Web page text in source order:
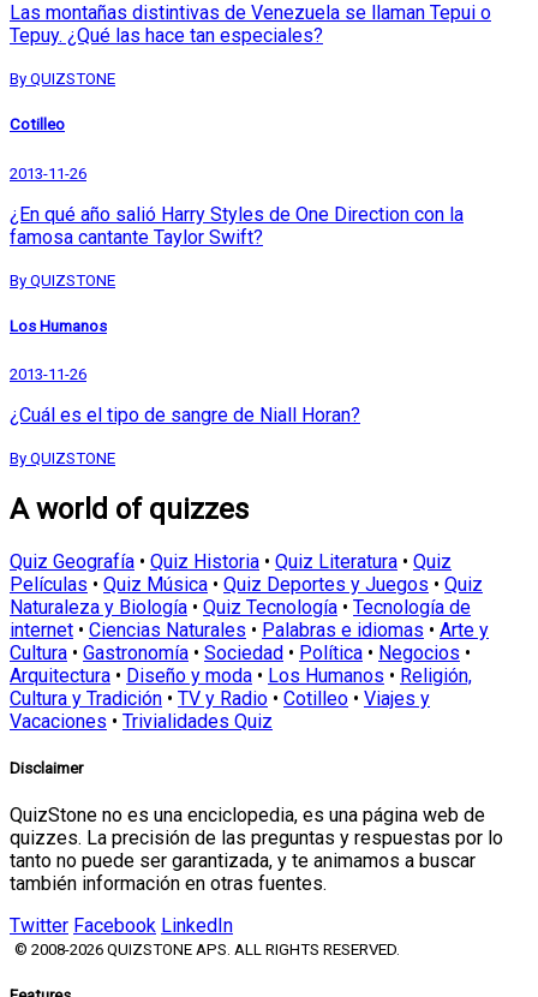
Las montañas distintivas de Venezuela se llaman Tepui o
Tepuy. ¿Qué las hace tan especiales?
By QUIZSTONE
Cotilleo
2013-11-26
¿En qué año salió Harry Styles de One Direction con la
famosa cantante Taylor Swift?
By QUIZSTONE
Los Humanos
2013-11-26
¿Cuál es el tipo de sangre de Niall Horan?
By QUIZSTONE
A world of quizzes
Quiz Geografía • Quiz Historia • Quiz Literatura • Quiz
Películas • Quiz Música • Quiz Deportes y Juegos • Quiz
Naturaleza y Biología • Quiz Tecnología • Tecnología de
internet • Ciencias Naturales • Palabras e idiomas • Arte y
Cultura • Gastronomía • Sociedad • Política • Negocios •
Arquitectura • Diseño y moda • Los Humanos • Religión,
Cultura y Tradición • TV y Radio • Cotilleo • Viajes y
Vacaciones • Trivialidades Quiz
Disclaimer
QuizStone no es una enciclopedia, es una página web de
quizzes. La precisión de las preguntas y respuestas por lo
tanto no puede ser garantizada, y te animamos a buscar
también información en otras fuentes.
Twitter Facebook LinkedIn
© 2008-2026 QUIZSTONE APS. ALL RIGHTS RESERVED.